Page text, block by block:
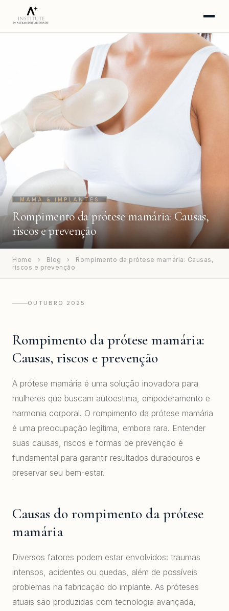
PROCEDIMENTOS
INSTAGRAM
YOUTUBE
WHATSAPP · AGENDAR
MAMA & IMPLANTES
Rompimento da prótese mamária: Causas,
riscos e prevenção
Home › Blog ›
Rompimento da prótese mamária: Causas,
riscos e prevenção
OUTUBRO 2025
Rompimento da prótese mamária:
Causas, riscos e prevenção
A prótese mamária é uma solução inovadora para
mulheres que buscam autoestima, empoderamento e
harmonia corporal. O rompimento da prótese mamária
é uma preocupação legítima, embora rara. Entender
suas causas, riscos e formas de prevenção é
fundamental para garantir resultados duradouros e
preservar seu bem-estar.
Causas do rompimento da prótese
mamária
Diversos fatores podem estar envolvidos: traumas
intensos, acidentes ou quedas, além de possíveis
problemas na fabricação do implante. As próteses
atuais são produzidas com tecnologia avançada,